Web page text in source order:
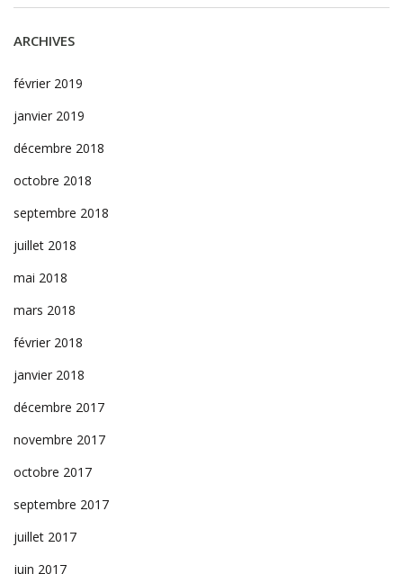
ARCHIVES
février 2019
janvier 2019
décembre 2018
octobre 2018
septembre 2018
juillet 2018
mai 2018
mars 2018
février 2018
janvier 2018
décembre 2017
novembre 2017
octobre 2017
septembre 2017
juillet 2017
juin 2017